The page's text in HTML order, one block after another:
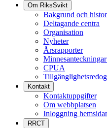
Om RiksSvikt
Bakgrund och
Deltagande centra
Organisation
Nyheter
Årsrapporter
CPUA
Kontakt
Kontaktuppgifter
Om webbplatsen
Inloggning
RRCT